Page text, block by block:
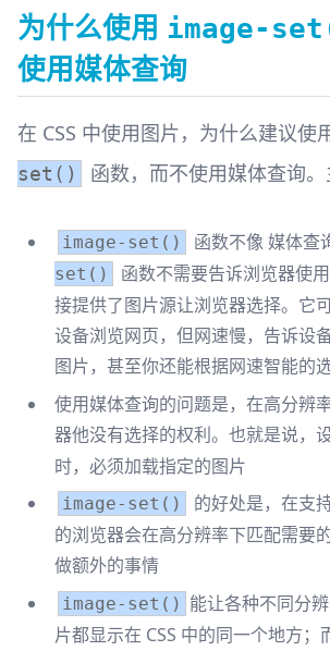
为什么使用 image-
使用媒体查询
在 CSS 中使用图片，为什么建议使
set()
函数，而不使用媒体查询。
image-set() 函数不像 媒体查
set()
函数不需要告诉浏览器使
接提供了图片源让浏览器选择。它
设备浏览网页，但网速慢，告诉设
图片，甚至你还能根据网速智能的
使用媒体查询的问题是，在高分辨
器他没有选择的权利。也就是说，
时，必须加载指定的图片
image-set() 的好处是，在支
的浏览器会在高分辨率下匹配需要
做额外的事情
image-set() 能让各种不同分
片都显示在 CSS 中的同一个地方；